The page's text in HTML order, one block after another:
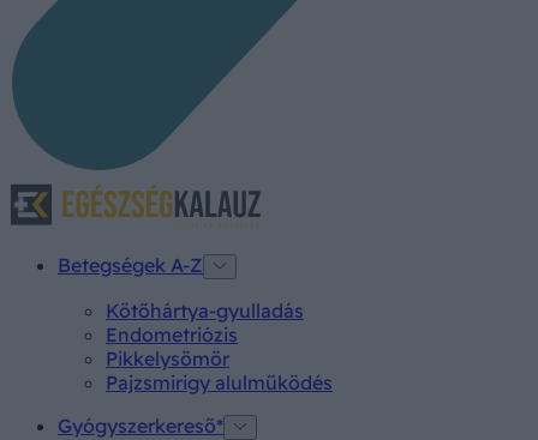
Betegségek A-Z
Kötőhártya-gyulladás
Endometriózis
Pikkelysömör
Pajzsmirigy alulműködés
Gyógyszerkereső*